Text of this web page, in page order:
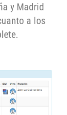
y Madrid
a los